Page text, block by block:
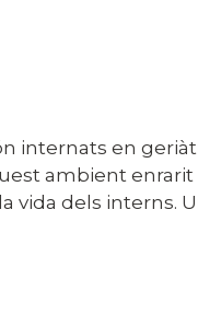
internats en
ambient
dels interns.